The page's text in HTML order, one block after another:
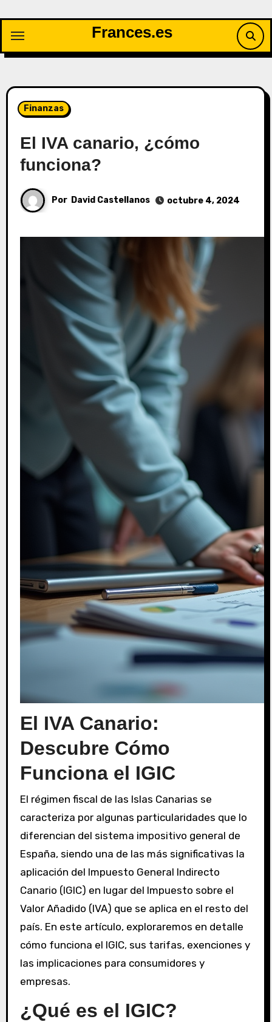
contenido
Frances.es
Finanzas
El IVA canario, ¿cómo
funciona?
Por David Castellanos octubre 4, 2024
El IVA Canario:
Descubre Cómo
Funciona el IGIC
El régimen fiscal de las Islas Canarias se
caracteriza por algunas particularidades que lo
diferencian del sistema impositivo general de
España, siendo una de las más significativas la
aplicación del Impuesto General Indirecto
Canario (IGIC) en lugar del Impuesto sobre el
Valor Añadido (IVA) que se aplica en el resto del
país. En este artículo, exploraremos en detalle
cómo funciona el IGIC, sus tarifas, exenciones y
las implicaciones para consumidores y
empresas.
¿Qué es el IGIC?